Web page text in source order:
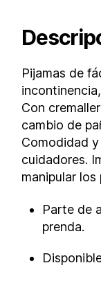
Pijamas de
Con
cambio de
Comodidad
cuidadores.
manipular
Parte de
prenda.